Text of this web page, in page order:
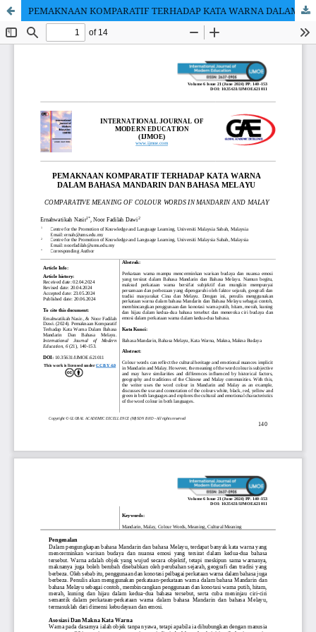
PEMAKNAAN KOMPARATIF TERHADAP KATA WARNA DALAM BAHASA MANDARIN DAN BAHASA MELAYU